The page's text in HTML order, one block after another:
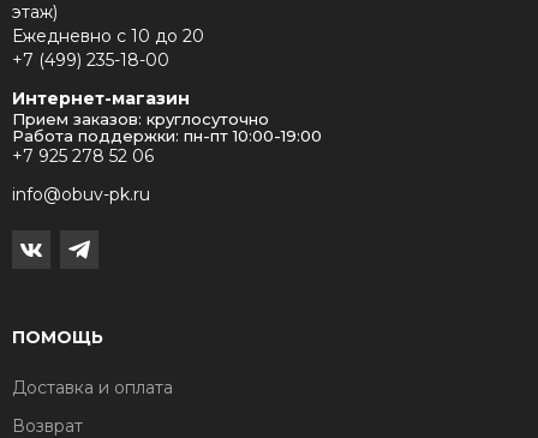
этаж)
Ежедневно с 10 до 20
+7 (499) 235-18-00
Интернет-магазин
Прием заказов: круглосуточно
Работа поддержки: пн-пт 10:00-19:00
+7 925 278 52 06
info@obuv-pk.ru
ПОМОЩЬ
Доставка и оплата
Возврат